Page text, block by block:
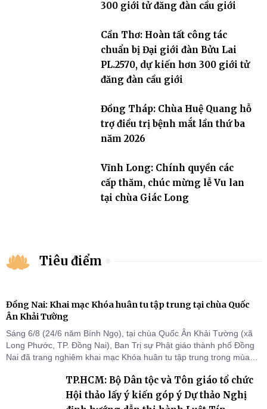
300 giới tử đăng đàn cầu giới
Cần Thơ: Hoàn tất công tác
chuẩn bị Đại giới đàn Bửu Lai
PL.2570, dự kiến hơn 300 giới tử
đăng đàn cầu giới
Đồng Tháp: Chùa Huệ Quang hỗ
trợ điều trị bệnh mắt lần thứ ba
năm 2026
Vĩnh Long: Chính quyền các
cấp thăm, chúc mừng lễ Vu lan
tại chùa Giác Long
Tiêu điểm
Đồng Nai: Khai mạc Khóa huân tu tập trung tại chùa Quốc
Ân Khải Tường
Sáng 6/8 (24/6 năm Bính Ngọ), tại chùa Quốc Ân Khải Tường (xã
Long Phước, TP. Đồng Nai), Ban Trị sự Phật giáo thành phố Đồng
Nai đã trang nghiêm khai mạc Khóa huân tu tập trung trong mùa
chỗ khu vực VII, VIII và trường hạ chùa Quốc Ân Khải Tường.
TP.HCM: Bộ Dân tộc và Tôn giáo tổ chức
Hội thảo lấy ý kiến góp ý Dự thảo Nghị